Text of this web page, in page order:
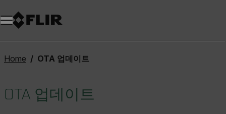
Home OTA 업데이트
OTA 업데이트